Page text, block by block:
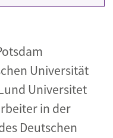
Universität
Universitet
in der
Deutschen